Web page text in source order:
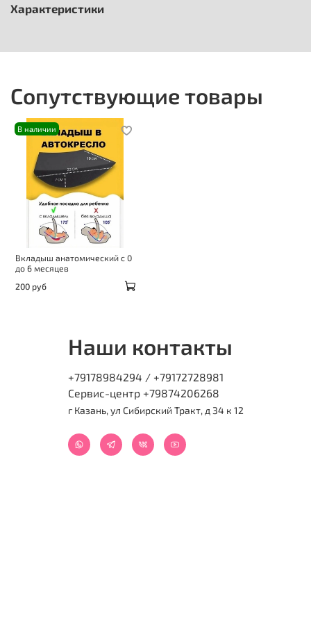
Характеристики
Сопутствующие товары
В наличии
Вкладыш анатомический с 0
до 6 месяцев
200 руб
Наши контакты
+79178984294 / +79172728981
Сервис-центр +79874206268
г Казань, ул Сибирский Тракт, д 34 к 12